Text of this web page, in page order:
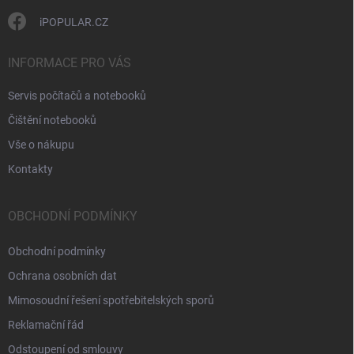
iPOPULAR.CZ
INFORMACE PRO VÁS
Servis počítačů a notebooků
Čištění notebooků
Vše o nákupu
Kontakty
OBCHODNÍ PODMÍNKY
Obchodní podmínky
Ochrana osobních dat
Mimosoudní řešení spotřebitelských sporů
Reklamační řád
Odstoupení od smlouvy